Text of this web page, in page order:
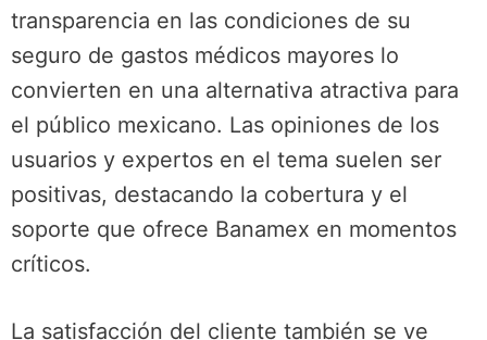
transparencia en las condiciones de su
seguro de gastos médicos mayores lo
convierten en una alternativa atractiva para
el público mexicano. Las opiniones de los
usuarios y expertos en el tema suelen ser
positivas, destacando la cobertura y el
soporte que ofrece Banamex en momentos
críticos.
La satisfacción del cliente también se ve